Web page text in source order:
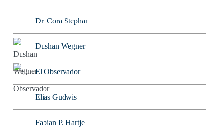
Dr. Cora Stephan
Dushan Wegner
El Observador
Elias Gudwis
Fabian P. Hartje